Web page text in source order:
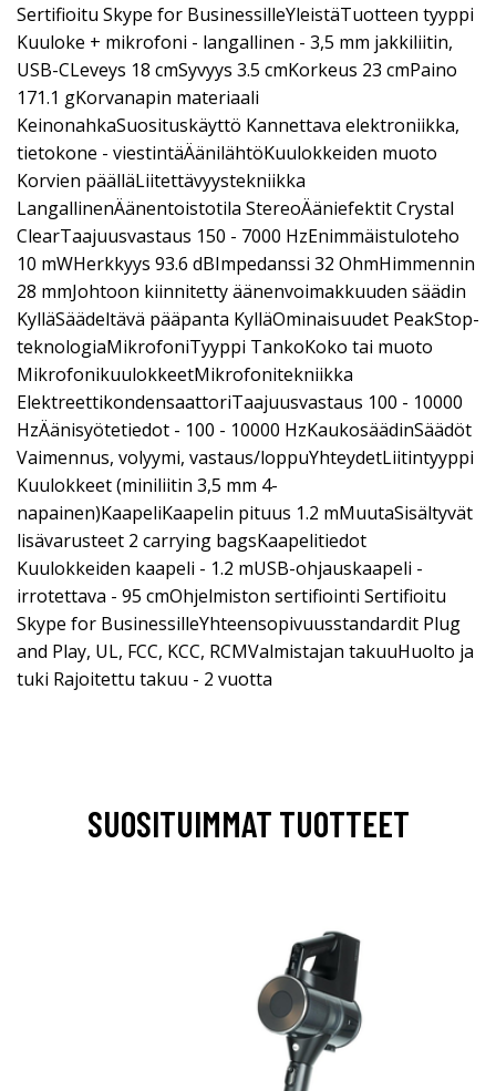
Sertifioitu Skype for BusinessilleYleistäTuotteen tyyppi
Kuuloke + mikrofoni - langallinen - 3,5 mm jakkiliitin,
USB-CLeveys 18 cmSyvyys 3.5 cmKorkeus 23 cmPaino
171.1 gKorvanapin materiaali
KeinonahkaSuosituskäyttö Kannettava elektroniikka,
tietokone - viestintäÄänilähtöKuulokkeiden muoto
Korvien päälläLiitettävyystekniikka
LangallinenÄänentoistotila StereoÄäniefektit Crystal
ClearTaajuusvastaus 150 - 7000 HzEnimmäistuloteho
10 mWHerkkyys 93.6 dBImpedanssi 32 OhmHimmennin
28 mmJohtoon kiinnitetty äänenvoimakkuuden säädin
KylläSäädeltävä pääpanta KylläOminaisuudet PeakStop-
teknologiaMikrofoniTyyppi TankoKoko tai muoto
MikrofonikuulokkeetMikrofonitekniikka
ElektreettikondensaattoriTaajuusvastaus 100 - 10000
HzÄänisyötetiedot - 100 - 10000 HzKaukosäädinSäädöt
Vaimennus, volyymi, vastaus/loppuYhteydetLiitintyyppi
Kuulokkeet (miniliitin 3,5 mm 4-
napainen)KaapeliKaapelin pituus 1.2 mMuutaSisältyvät
lisävarusteet 2 carrying bagsKaapelitiedot
Kuulokkeiden kaapeli - 1.2 mUSB-ohjauskaapeli -
irrotettava - 95 cmOhjelmiston sertifiointi Sertifioitu
Skype for BusinessilleYhteensopivuusstandardit Plug
and Play, UL, FCC, KCC, RCMValmistajan takuuHuolto ja
tuki Rajoitettu takuu - 2 vuotta
SUOSITUIMMAT TUOTTEET